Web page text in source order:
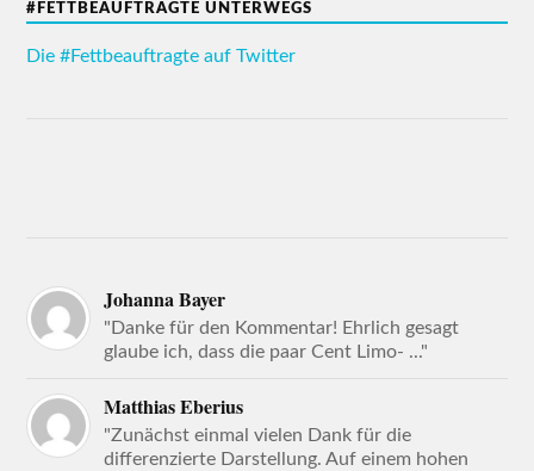
#FETTBEAUFTRAGTE UNTERWEGS
Die #Fettbeauftragte auf Twitter
Johanna Bayer
"Danke für den Kommentar! Ehrlich gesagt
glaube ich, dass die paar Cent Limo- ..."
Matthias Eberius
"Zunächst einmal vielen Dank für die
differenzierte Darstellung. Auf einem hohen